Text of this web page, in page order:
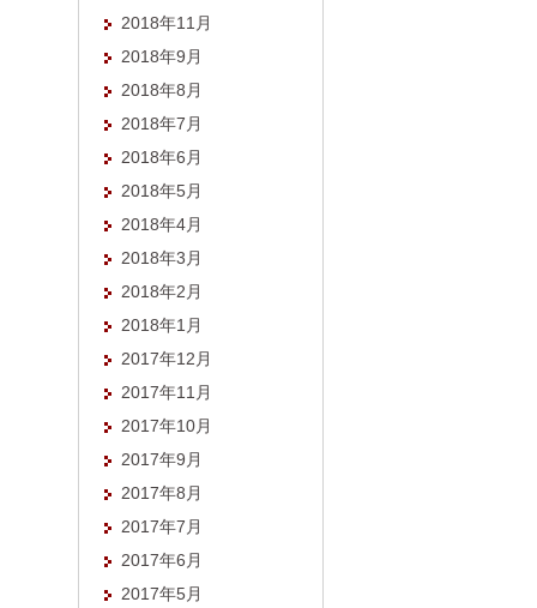
2018年11月
2018年9月
2018年8月
2018年7月
2018年6月
2018年5月
2018年4月
2018年3月
2018年2月
2018年1月
2017年12月
2017年11月
2017年10月
2017年9月
2017年8月
2017年7月
2017年6月
2017年5月